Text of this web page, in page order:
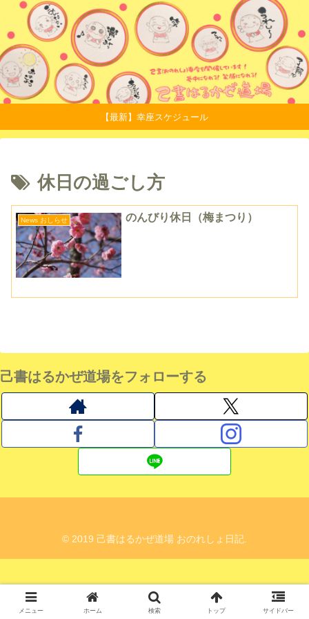
【最新】幸座スケジュール
休日の過ごし方
News おしらせ のんびり休日（梅まつり）
己書はるかぜ道場をフォローする
© 2019 己書はるかぜ道場 おのれしょ日記.
メニュー ホーム 検索 トップ サイドバー